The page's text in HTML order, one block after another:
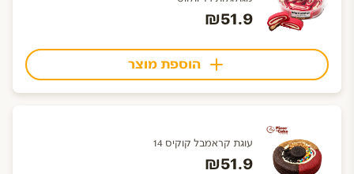
₪51.9
הוספת מוצר
עוגת קראמבל קוקיס 14
₪51.9